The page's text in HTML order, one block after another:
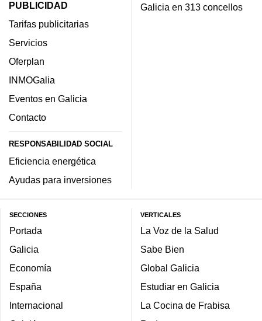
PUBLICIDAD
Tarifas publicitarias
Servicios
Oferplan
INMOGalia
Eventos en Galicia
Contacto
RESPONSABILIDAD SOCIAL
Eficiencia energética
Ayudas para inversiones
Galicia en 313 concellos
SECCIONES
Portada
Galicia
Economía
España
Internacional
VERTICALES
La Voz de la Salud
Sabe Bien
Global Galicia
Estudiar en Galicia
La Cocina de Frabisa